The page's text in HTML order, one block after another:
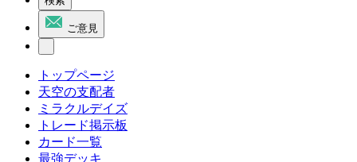
ご意見
トップページ
天空の支配者
ミラクルデイズ
トレード掲示板
カード一覧
最強デッキ